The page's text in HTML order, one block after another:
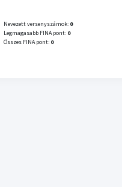
Nevezett versenyszámok: 0
Legmagasabb FINA pont: 0
Összes FINA pont: 0